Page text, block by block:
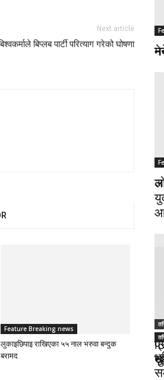
Next article
बिप्लब पार्टी परित्याग गरेको घोषणा
Feature Breaking news
लुकाइछिपाइ राखिएका ५५ नाल भरुवा बन्दुक
बरामद